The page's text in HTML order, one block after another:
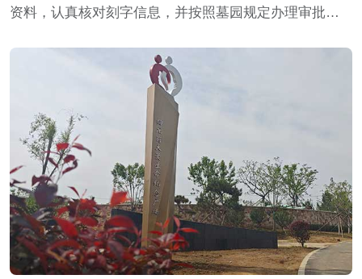
资料，认真核对刻字信息，并按照墓园规定办理审批程
率，也有助于避免因资料缺失或信息错误造成不必要的